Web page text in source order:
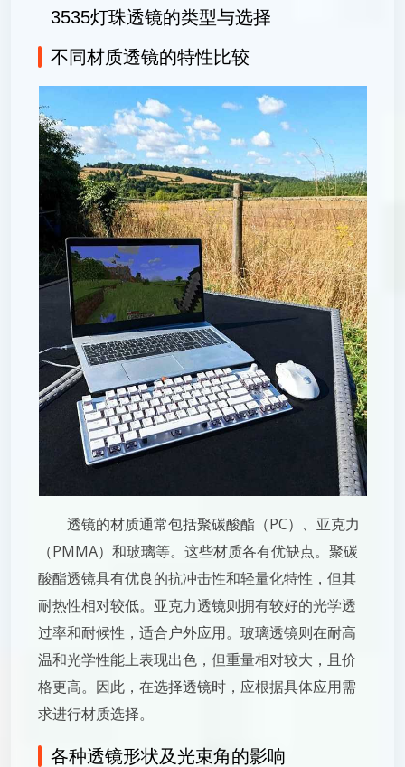
3535灯珠透镜的类型与选择
不同材质透镜的特性比较
透镜的材质通常包括聚碳酸酯（PC）、亚克力
（PMMA）和玻璃等。这些材质各有优缺点。聚碳
酸酯透镜具有优良的抗冲击性和轻量化特性，但其
耐热性相对较低。亚克力透镜则拥有较好的光学透
过率和耐候性，适合户外应用。玻璃透镜则在耐高
温和光学性能上表现出色，但重量相对较大，且价
格更高。因此，在选择透镜时，应根据具体应用需
求进行材质选择。
各种透镜形状及光束角的影响